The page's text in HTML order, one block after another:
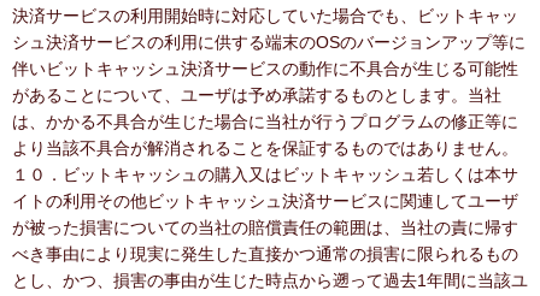
決済サービスの利用開始時に対応していた場合でも、ビットキャッ
シュ決済サービスの利用に供する端末のOSのバージョンアップ等に
伴いビットキャッシュ決済サービスの動作に不具合が生じる可能性
があることについて、ユーザは予め承諾するものとします。当社
は、かかる不具合が生じた場合に当社が行うプログラムの修正等に
より当該不具合が解消されることを保証するものではありません。
１０．ビットキャッシュの購入又はビットキャッシュ若しくは本サ
イトの利用その他ビットキャッシュ決済サービスに関連してユーザ
が被った損害についての当社の賠償責任の範囲は、当社の責に帰す
べき事由により現実に発生した直接かつ通常の損害に限られるもの
とし、かつ、損害の事由が生じた時点から遡って過去1年間に当該ユ